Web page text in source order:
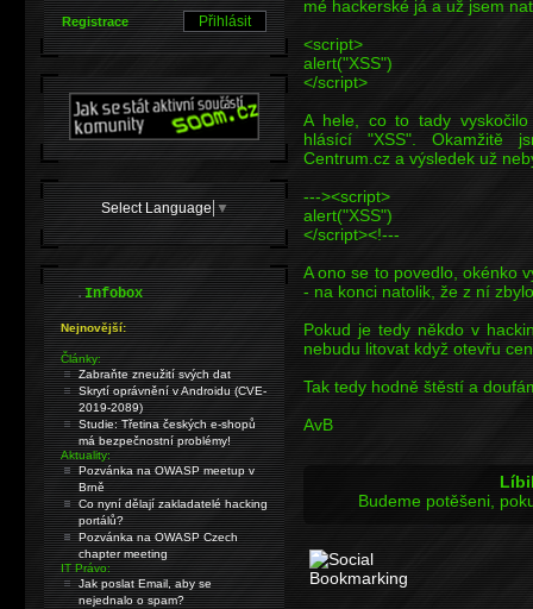
mé hackerské já a už jsem
<script>
alert("XSS")
</script>
A hele, co to tady vyskočilo
hlásící "XSS". Okamžitě
Centrum.cz a výsledek už
---><script>
alert("XSS")
</script><!---
A ono se to povedlo, okénko
- na konci natolik, že z ní
Pokud je tedy někdo v
nebudu litovat když otevřu
Tak tedy hodně štěstí a
AvB
Budeme potěšeni,
Registrace
Select Language ▼
.Infobox
Nejnovější:
Články:
Zabraňte zneužití svých dat
Skrytí oprávnění v Androidu (CVE-
2019-2089)
Studie: Třetina českých e-shopů
má bezpečnostní problémy!
Aktuality:
Pozvánka na OWASP meetup v
Brně
Co nyní dělají zakladatelé hacking
portálů?
Pozvánka na OWASP Czech
chapter meeting
IT Právo:
Jak poslat Email, aby se
nejednalo o spam?